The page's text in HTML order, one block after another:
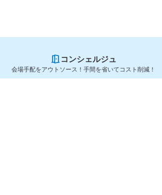
コンシェルジュ
会場手配をアウトソース！手間を省いてコスト削減！